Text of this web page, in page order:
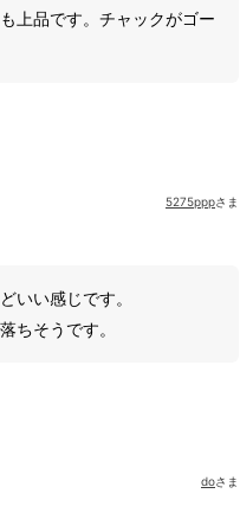
上品です。チャックがゴー
5275pppさま
いい感じです。
ちそうです。
doさま